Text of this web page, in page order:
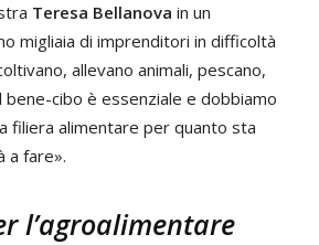
Teresa Bellanova in un
migliaia di imprenditori in difficoltà
allevano animali, pescano,
bene-cibo è essenziale e dobbiamo
filiera alimentare per quanto sta
a fare».
l’agroalimentare